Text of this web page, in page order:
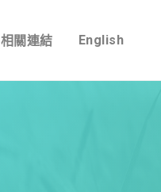
相關連結 English